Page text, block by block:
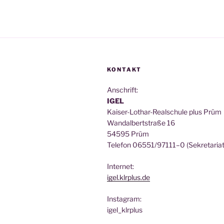
KONTAKT
Anschrift:
IGEL
Kai­ser-Lothar-Real­schu­le plus Prüm
Wan­dal­bert­stra­ße 16
54595 Prüm
Tele­fon 06551/97111–0
Inter­net:
igel.klrplus.de
Insta­gram:
igel_klrplus